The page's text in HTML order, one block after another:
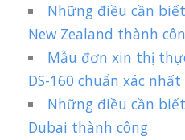
Những điều cần
New Zealand thành
Mẫu đơn xin thị
DS-160 chuẩn xác nhất
Những điều cần
Dubai thành công